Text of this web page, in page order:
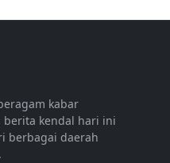
kabar
kendal hari ini
berbagai daerah